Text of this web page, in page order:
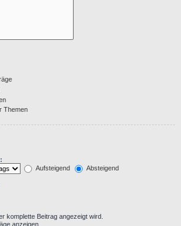
Themen
Aufsteigend
Absteigend
komplette Beitrag angezeigt wird.
anzeigen